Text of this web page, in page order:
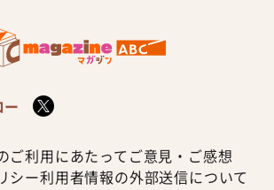
ー
ご利用にあたって ご意見・ご感想
シー利用者情報の外部送信について